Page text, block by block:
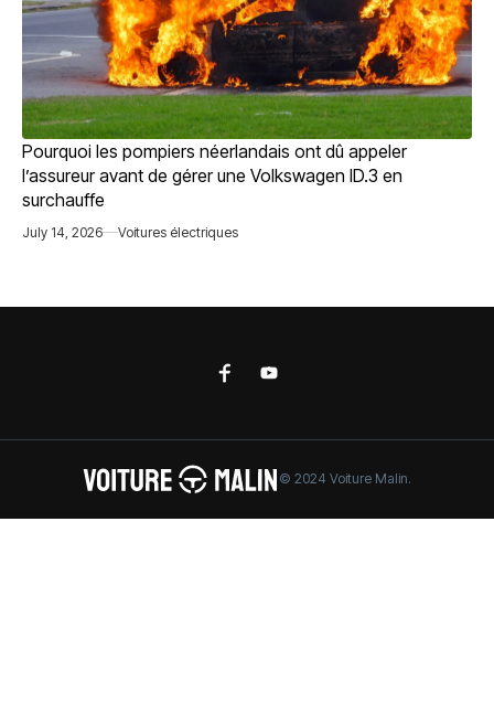
Pourquoi les pompiers néerlandais ont dû appeler
l’assureur avant de gérer une Volkswagen ID.3 en
surchauffe
July 14, 2026 Voitures électriques
© 2024 Voiture Malin.